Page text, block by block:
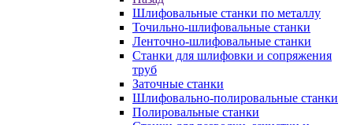
Шлифовальные станки по металлу
Точильно-шлифовальные станки
Ленточно-шлифовальные станки
Станки для шлифовки и сопряжения
труб
Заточные станки
Шлифовально-полировальные станки
Полировальные станки